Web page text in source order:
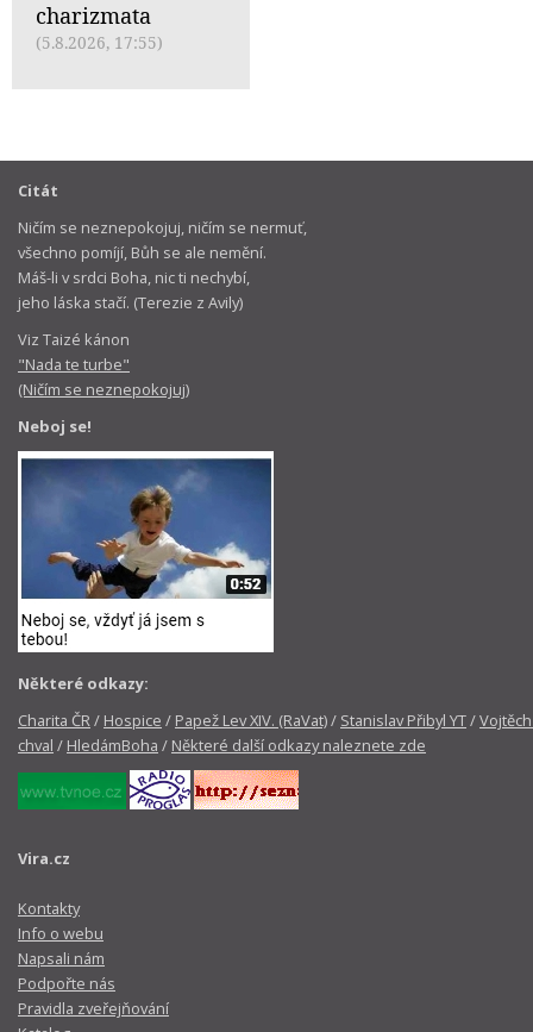
charizmata
(5.8.2026, 17:55)
Citát
Ničím se neznepokojuj, ničím se nermuť,
všechno pomíjí, Bůh se ale nemění.
Máš-li v srdci Boha, nic ti nechybí,
jeho láska stačí. (Terezie z Avily)
Viz Taizé kánon
"Nada te turbe"
(Ničím se neznepokojuj)
Neboj se!
Některé odkazy:
Charita ČR/ Hospice / Papež Lev XIV. (RaVat)/ Stanislav Přibyl YT/
chval / HledámBoha / Některé další odkazy naleznete zde
Vira.cz
Kontakty
Info o webu
Napsali nám
Podpořte nás
Pravidla zveřejňování